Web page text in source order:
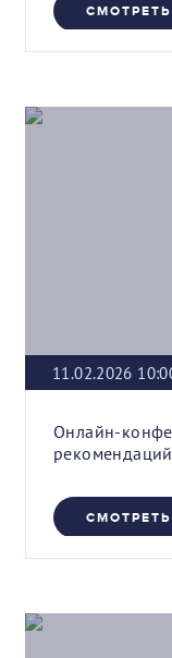
СМОТРЕТЬ
11.02.2026
Онлайн-
СМОТРЕТЬ